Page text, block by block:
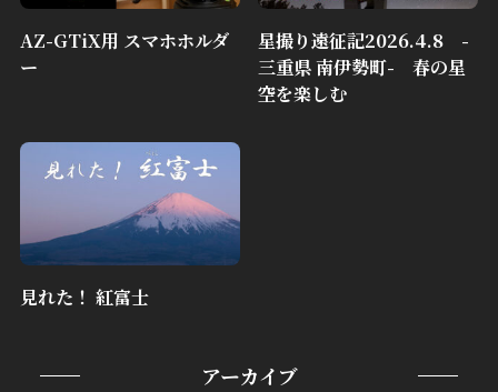
AZ-GTiX用 スマホホルダ
ー
星撮り遠征記2026.4.8 -
三重県 南伊勢町- 春の星
空を楽しむ
見れた！ 紅富士
アーカイブ